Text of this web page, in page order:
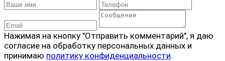
Нажимая на кнопку "Отправить комментарий", я даю
согласие на обработку персональных данных и
принимаю политику конфиденциальности.